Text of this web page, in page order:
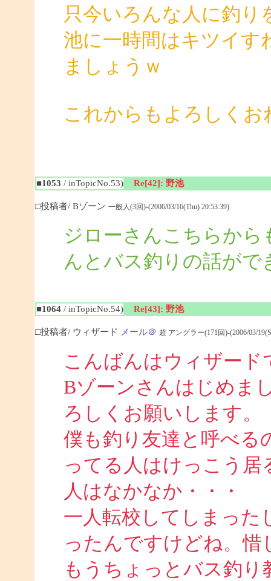
只今いろんな人に釣り
池に一時間はキツイす
ましょうｗ
これからもよろしく
■1053 / inTopicNo.53) Re[42]: 野池
□投稿者/ Bゾーン 一般人(3回)-(2006/03/16(Thu) 20:53:39)
ジローさんこちらか
んとバス釣りの話がで
■1064/ inTopicNo.54) Re[43]: 野池
□投稿者/ ウィザード メール＠ 超 アングラー(171回)-(2006/03/
こんばんはウィザード
Bゾーンさんはじめま
ろしくお願いします。
僕も釣り友達と呼べる
ってる人はけっこう
人はなかなか・・・
一人転校してしまった
ったんですけどね。惜
もうちょっとバス釣